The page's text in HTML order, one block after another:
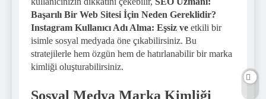
Başarılı Bir Web Sitesi İçin Neden Gereklidir?
Instagram Kullanıcı Adı Alma: Eşsiz ve etkili bir
isimle sosyal medyada öne çıkabilirsiniz. Bu
stratejilerle hem özgün hem de hatırlanabilir bir marka
kimliği oluşturabilirsiniz.
Sosyal Medya Marka Kimliği